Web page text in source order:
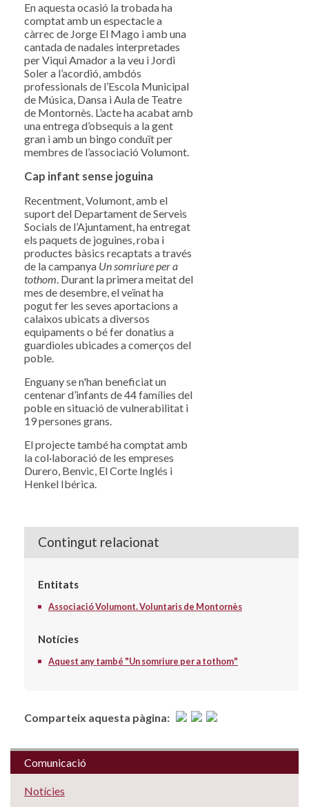
En aquesta ocasió la trobada ha
comptat amb un espectacle a
càrrec de Jorge El Mago i amb una
cantada de nadales interpretades
per Viqui Amador a la veu i Jordi
Soler a l’acordió, ambdós
professionals de l’Escola Municipal
de Música, Dansa i Aula de Teatre
de Montornès. L’acte ha acabat amb
una entrega d’obsequis a la gent
gran i amb un bingo conduït per
membres de l’associació Volumont.
Cap infant sense joguina
Recentment, Volumont, amb el
suport del Departament de Serveis
Socials de l’Ajuntament, ha entregat
els paquets de joguines, roba i
productes bàsics recaptats a través
de la campanya Un somriure per a
tothom. Durant la primera meitat del
mes de desembre, el veïnat ha
pogut fer les seves aportacions a
calaixos ubicats a diversos
equipaments o bé fer donatius a
guardioles ubicades a comerços del
poble.
Enguany se n'han beneficiat un
centenar d’infants de 44 famílies del
poble en situació de vulnerabilitat i
19 persones grans.
El projecte també ha comptat amb
la col·laboració de les empreses
Durero, Benvic, El Corte Inglés i
Henkel Ibérica.
Contingut relacionat
Entitats
Associació Volumont. Voluntaris de Montornès
Notícies
Aquest any també "Un somriure per a tothom"
Comparteix aquesta pàgina:
Comunicació
Notícies